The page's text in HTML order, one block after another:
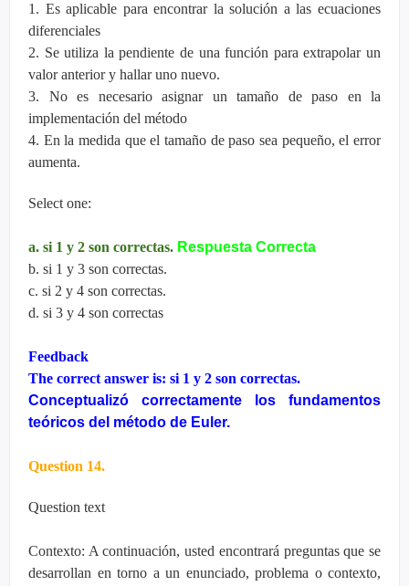
1. Es aplicable para encontrar la solución a las ecuaciones
diferenciales
2. Se utiliza la pendiente de una función para extrapolar un
valor anterior y hallar uno nuevo.
3. No es necesario asignar un tamaño de paso en la
implementación del método
4. En la medida que el tamaño de paso sea pequeño, el error
aumenta.
Select one:
a. si 1 y 2 son correctas. Respuesta Correcta
b. si 1 y 3 son correctas.
c. si 2 y 4 son correctas.
d. si 3 y 4 son correctas
Feedback
The correct answer is: si 1 y 2 son correctas.
Conceptualizó correctamente los fundamentos
teóricos del método de Euler.
Question 14.
Question text
Contexto: A continuación, usted encontrará preguntas que se
desarrollan en torno a un enunciado, problema o contexto,